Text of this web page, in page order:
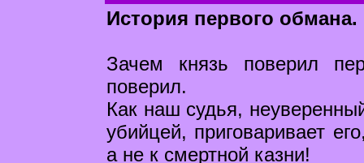
История первого обмана.
Зачем князь поверил
поверил.
Как наш судья,
убийцей, приговаривает
а не к смертной казни!